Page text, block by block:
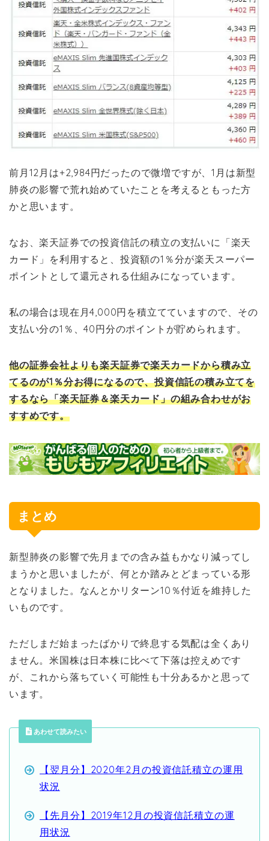
前月12月は+2,984円だったので微増ですが、1月は新型
肺炎の影響で荒れ始めていたことを考えるともった方
かと思います。
なお、楽天証券での投資信託の積立の支払いに「楽天
カード」を利用すると、投資額の1％分が楽天スーパー
ポイントとして還元される仕組みになっています。
私の場合は現在月4,000円を積立てていますので、その
支払い分の1％、40円分のポイントが貯められます。
他の証券会社よりも楽天証券で楽天カードから積み立
てるのが1％分お得になるので、投資信託の積み立てを
するなら「楽天証券＆楽天カード」の組み合わせがお
すすめです。
まとめ
新型肺炎の影響で先月までの含み益もかなり減ってし
まうかと思いましたが、何とか踏みとどまっている形
となりました。なんとかリターン10％付近を維持した
いものです。
ただしまだ始まったばかりで終息する気配は全くあり
ません。米国株は日本株に比べて下落は控えめです
が、これから落ちていく可能性も十分あるかと思って
います。
あわせて読みたい
【翌月分】2020年2月の投資信託積立の運用
状況
【先月分】2019年12月の投資信託積立の運
用状況